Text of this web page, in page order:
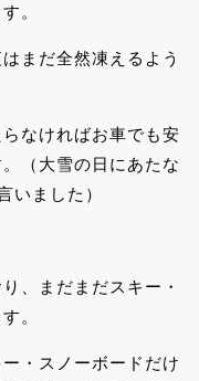
。
まだ全然凍えるよう
なければお車でも安
（大雪の日にあたな
いました）
、まだまだスキー・
。
・スノーボードだけ